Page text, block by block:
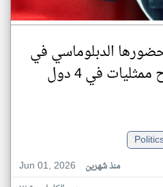
الدبلوماسي في
إفريقيا بافتتاح ممثليات في 4 دول
Jun 01, 2026
منذ شهرين